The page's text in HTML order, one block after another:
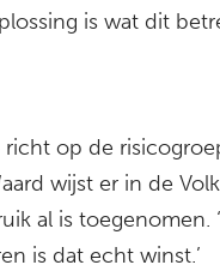
is wat dit
op de
wijst er in de
al is toegenomen.
is dat echt winst.’